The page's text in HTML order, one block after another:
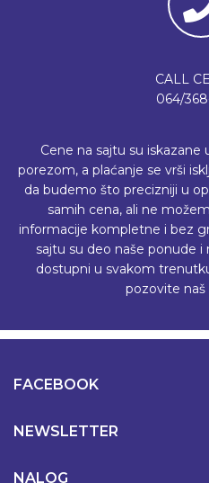
CALL
064/
Cene na sajtu su iskazane
porezom, a plaćanje se vrši
da budemo što precizniji u
samih cena, ali ne
informacije kompletne i bez
sajtu su deo naše ponude i
dostupni u svakom
pozovite naš
FACEBOOK
NEWSLETTER
NALOG